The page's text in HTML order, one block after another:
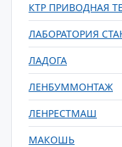
КТР ПРИВОДНАЯ
ЛАБОРАТОРИЯ
ЛАДОГА
ЛЕНБУММОНТАЖ
ЛЕНРЕСТМАШ
МАКОШЬ